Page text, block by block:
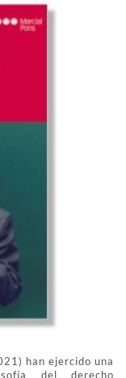
han ejercido una
del derecho